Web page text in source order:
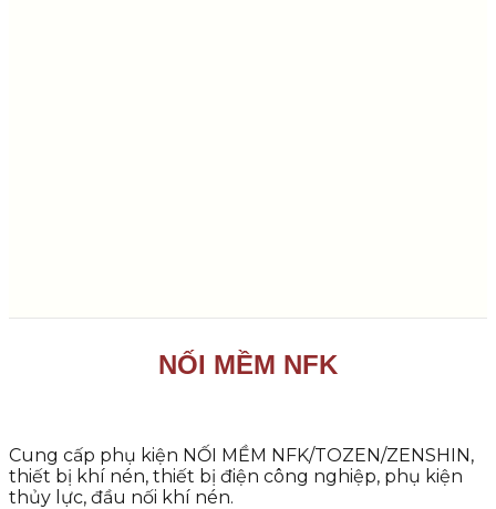
NỐI MỀM NFK
Cung cấp phụ kiện NỐI MỀM NFK/TOZEN/ZENSHIN,
thiết bị khí nén, thiết bị điện công nghiệp, phụ kiện
thủy lực, đầu nối khí nén.